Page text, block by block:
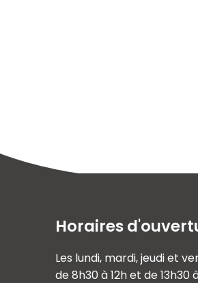
Horaires
Les lundi, mardi, jeudi et
de 8h30 à 12h et de 13h30